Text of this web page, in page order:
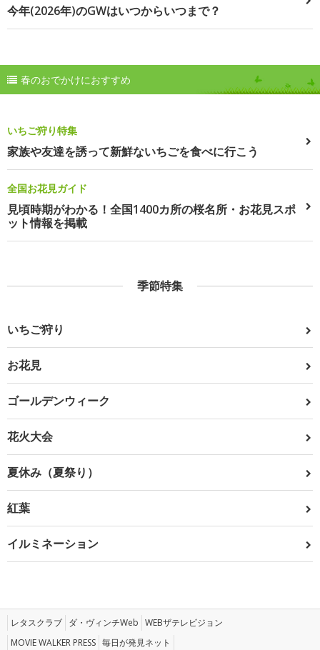
今年(2026年)のGWはいつからいつまで？
春のおでかけにおすすめ
いちご狩り特集
家族や友達を誘って新鮮ないちごを食べに行こう
全国お花見ガイド
見頃時期がわかる！全国1400カ所の桜名所・お花見スポ
ット情報を掲載
季節特集
いちご狩り
お花見
ゴールデンウィーク
花火大会
夏休み（夏祭り）
紅葉
イルミネーション
レタスクラブ ダ・ヴィンチWeb WEBザテレビジョン
MOVIE WALKER PRESS 毎日が発見ネット